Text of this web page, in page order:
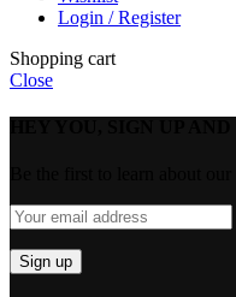
Login / Register
Shopping cart
Close